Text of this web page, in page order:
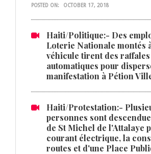
POSTED ON: OCTOBER 17, 2018
Haiti/Politique:- Des
Loterie Nationale montés
véhicule tirent des
automatiques pour
manifestation à Pétion
Haiti/Protestation:-
personnes sont
de St Michel de l'Attalaye
courant électrique, la
routes et d'une Place